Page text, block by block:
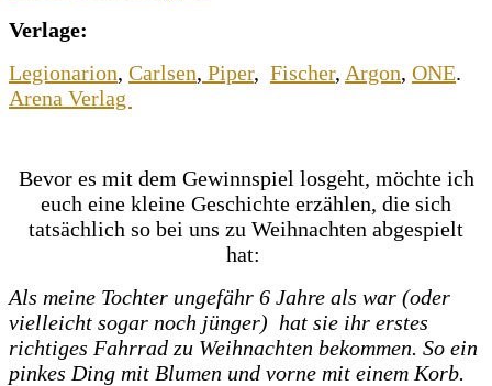
Verlage:
Legionarion, Carlsen, Piper, Fischer, Argon, ONE.
Arena Verlag
Bevor es mit dem Gewinnspiel losgeht, möchte ich
euch eine kleine Geschichte erzählen, die sich
tatsächlich so bei uns zu Weihnachten abgespielt
hat:
Als meine Tochter ungefähr 6 Jahre als war (oder
vielleicht sogar noch jünger) hat sie ihr erstes
richtiges Fahrrad zu Weihnachten bekommen. So ein
pinkes Ding mit Blumen und vorne mit einem Korb.